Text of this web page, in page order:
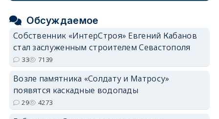
Обсуждаемое
Собственник «ИнтерСтроя» Евгений Кабанов
стал заслуженным строителем Севастополя
33 7139
Возле памятника «Солдату и Матросу»
появятся каскадные водопады
29 4273